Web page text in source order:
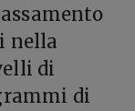
nella
di
di